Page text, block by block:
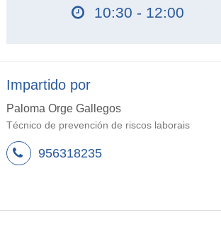
10:30 - 12:00
Impartido por
Paloma Orge Gallegos
Técnico de prevención de riscos laborais
956318235